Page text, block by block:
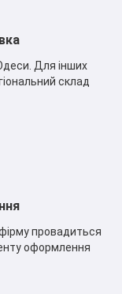
Для інших
склад
провадиться
оформлення